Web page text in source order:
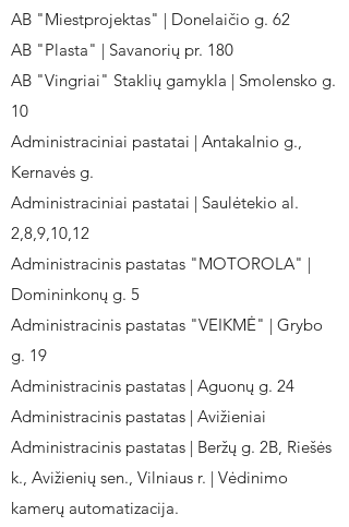
AB "Miestprojektas" | Donelaičio g. 62
AB "Plasta" | Savanorių pr. 180
AB "Vingriai" Staklių gamykla | Smolensko g.
10
Administraciniai pastatai | Antakalnio g.,
Kernavės g.
Administraciniai pastatai | Saulėtekio al.
2,8,9,10,12
Administracinis pastatas "MOTOROLA" |
Domininkonų g. 5
Administracinis pastatas "VEIKMĖ" | Grybo
g. 19
Administracinis pastatas | Aguonų g. 24
Administracinis pastatas | Avižieniai
Administracinis pastatas | Beržų g. 2B, Riešės
k., Avižienių sen., Vilniaus r. | Vėdinimo
kamerų automatizacija.